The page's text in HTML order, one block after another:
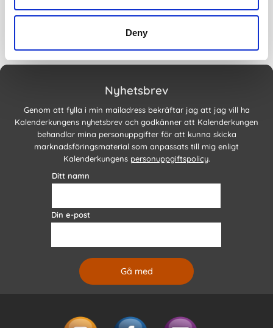
Deny
Nyhetsbrev
Genom att fylla i min mailadress bekräftar jag att jag vill ha
Kalenderkungens nyhetsbrev och godkänner att Kalenderkungen
behandlar mina personuppgifter för att kunna skicka
marknadsföringsmaterial som anpassats till mig enligt
Kalenderkungens personuppgiftspolicy.
Ditt namn
Din e-post